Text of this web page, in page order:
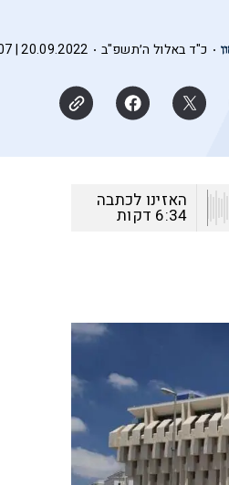
כ"ד באלול ה׳תשפ"ב 20.09.2022 | 09:07
האזינו לכתבה
6:34 דקות